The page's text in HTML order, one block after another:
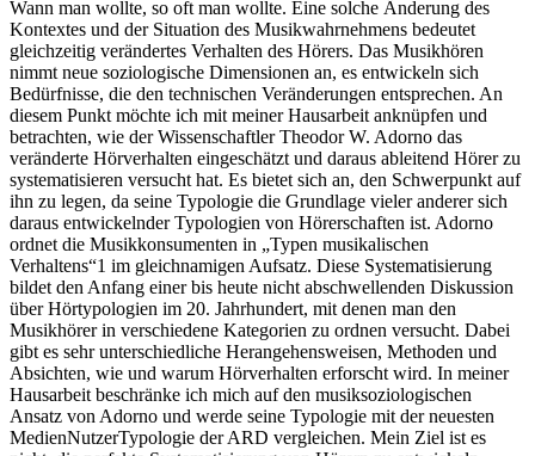
Wann man wollte, so oft man wollte. Eine solche Änderung des
Kontextes und der Situation des Musikwahrnehmens bedeutet
gleichzeitig verändertes Verhalten des Hörers. Das Musikhören
nimmt neue soziologische Dimensionen an, es entwickeln sich
Bedürfnisse, die den technischen Veränderungen entsprechen. An
diesem Punkt möchte ich mit meiner Hausarbeit anknüpfen und
betrachten, wie der Wissenschaftler Theodor W. Adorno das
veränderte Hörverhalten eingeschätzt und daraus ableitend Hörer zu
systematisieren versucht hat. Es bietet sich an, den Schwerpunkt auf
ihn zu legen, da seine Typologie die Grundlage vieler anderer sich
daraus entwickelnder Typologien von Hörerschaften ist. Adorno
ordnet die Musikkonsumenten in „Typen musikalischen
Verhaltens“1 im gleichnamigen Aufsatz. Diese Systematisierung
bildet den Anfang einer bis heute nicht abschwellenden Diskussion
über Hörtypologien im 20. Jahrhundert, mit denen man den
Musikhörer in verschiedene Kategorien zu ordnen versucht. Dabei
gibt es sehr unterschiedliche Herangehensweisen, Methoden und
Absichten, wie und warum Hörverhalten erforscht wird. In meiner
Hausarbeit beschränke ich mich auf den musiksoziologischen
Ansatz von Adorno und werde seine Typologie mit der neuesten
MedienNutzerTypologie der ARD vergleichen. Mein Ziel ist es